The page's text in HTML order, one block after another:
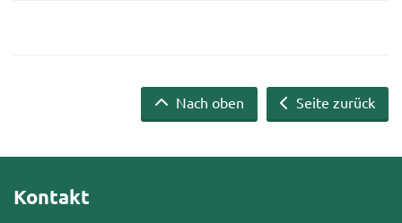
Seite zurück
Nach oben
Kontakt